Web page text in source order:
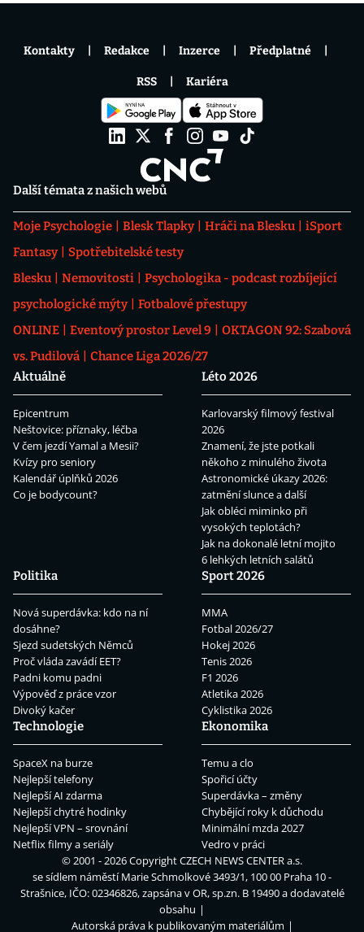
Další témata z našich webů
Moje Psychologie Blesk Tlapky Hráči na Blesku
iSport
Fantasy
Spotřebitelské testy
Blesku
Nemovitosti
Psychologika - podcast rozbíjející
psychologické mýty
Fotbalové přestupy
ONLINE
Eventový prostor Level 9
OKTAGON 92: Szabová
vs. Pudilová
Chance Liga 2026/27
Aktuálně
Epicentrum
Neštovice: příznaky, léčba
V čem jezdí Yamal a Mesii?
Kvízy pro seniory
Kalendář úplňků 2026
Co je bodycount?
Léto 2026
Karlovarský filmový festival
2026
Znamení, že jste potkali
někoho z minulého života
Astronomické úkazy 2026:
zatmění slunce a další
Jak obléci miminko při
vysokých teplotách?
Jak na dokonalé letní mojito
6 lehkých letních salátů
Politika
Nová superdávka: kdo na ní
dosáhne?
Sjezd sudetských Němců
Proč vláda zavádí EET?
Padni komu padni
Výpověď z práce vzor
Divoký kačer
Sport 2026
MMA
Fotbal 2026/27
Hokej 2026
Tenis 2026
F1 2026
Atletika 2026
Cyklistika 2026
Technologie
SpaceX na burze
Nejlepší telefony
Nejlepší AI zdarma
Nejlepší chytré hodinky
Nejlepší VPN – srovnání
Netflix filmy a seriály
Ekonomika
Temu a clo
Spořicí účty
Superdávka – změny
Chybějící roky k důchodu
Minimální mzda 2027
Vedro v práci
Kontakty Redakce Inzerce Předplatné
RSS Kariéra
© 2001 - 2026 CopyrightCZECH NEWS CENTER a.s.
se sídlem náměstí Marie Schmolkové 3493/1, 100 00 Praha 10 -
Strašnice, IČO: 02346826, zapsána v OR, sp.zn. B 19490 a dodavatelé
obsahu
Autorská práva k publikovaným materiálům